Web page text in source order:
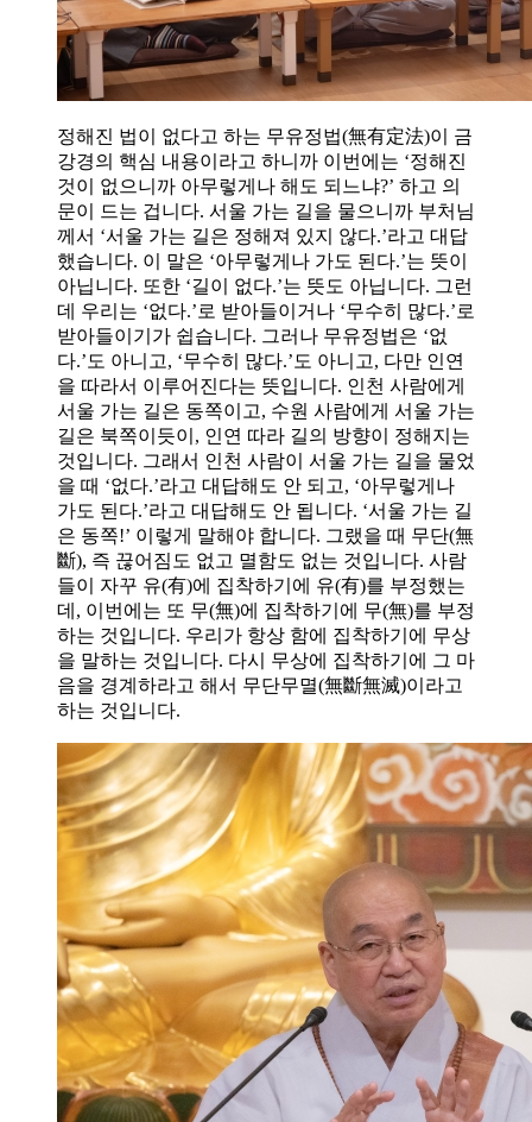
정해진 법이 없다고 하는 무유정법(無有定法)이 금
강경의 핵심 내용이라고 하니까 이번에는 ‘정해진
것이 없으니까 아무렇게나 해도 되느냐?’ 하고 의
문이 드는 겁니다. 서울 가는 길을 물으니까 부처님
께서 ‘서울 가는 길은 정해져 있지 않다.’라고 대답
했습니다. 이 말은 ‘아무렇게나 가도 된다.’는 뜻이
아닙니다. 또한 ‘길이 없다.’는 뜻도 아닙니다. 그런
데 우리는 ‘없다.’로 받아들이거나 ‘무수히 많다.’로
받아들이기가 쉽습니다. 그러나 무유정법은 ‘없
다.’도 아니고, ‘무수히 많다.’도 아니고, 다만 인연
을 따라서 이루어진다는 뜻입니다. 인천 사람에게
서울 가는 길은 동쪽이고, 수원 사람에게 서울 가는
길은 북쪽이듯이, 인연 따라 길의 방향이 정해지는
것입니다. 그래서 인천 사람이 서울 가는 길을 물었
을 때 ‘없다.’라고 대답해도 안 되고, ‘아무렇게나
가도 된다.’라고 대답해도 안 됩니다. ‘서울 가는 길
은 동쪽!’ 이렇게 말해야 합니다. 그랬을 때 무단(無
斷), 즉 끊어짐도 없고 멸함도 없는 것입니다. 사람
들이 자꾸 유(有)에 집착하기에 유(有)를 부정했는
데, 이번에는 또 무(無)에 집착하기에 무(無)를 부정
하는 것입니다. 우리가 항상 함에 집착하기에 무상
을 말하는 것입니다. 다시 무상에 집착하기에 그 마
음을 경계하라고 해서 무단무멸(無斷無滅)이라고
하는 것입니다.